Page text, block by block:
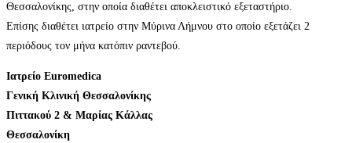
Θεσσαλονίκης, στην οποία διαθέτει αποκλειστικό εξεταστήριο.
Επίσης διαθέτει ιατρείο στην Μύρινα Λήμνου στο οποίο εξετάζει 2
περιόδους τον μήνα κατόπιν ραντεβού.
Ιατρείο Euromedica
Γενική Κλινική Θεσσαλονίκης
Πιττακού 2 & Μαρίας Κάλλας
Θεσσαλονίκη